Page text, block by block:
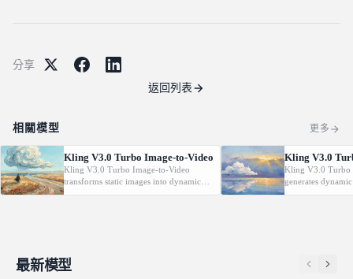
分享
返回列表
相關模型 更多
Kling V3.0 Turbo Image-to-Video
Kling V3.0 Turbo Image-to-Video
transforms static images into dynamic
cinematic videos using MVL technology.
Kling V3.0
Kling V3.0 Turbo
generates
from text
最新模型